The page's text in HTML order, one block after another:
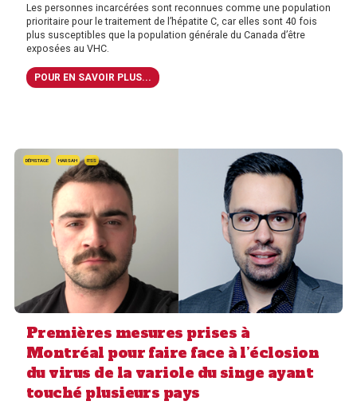
Les personnes incarcérées sont reconnues comme une population
prioritaire pour le traitement de l’hépatite C, car elles sont 40 fois
plus susceptibles que la population générale du Canada d’être
exposées au VHC.
POUR EN SAVOIR PLUS...
DÉPISTAGE HARSAH ITSS
Premières mesures prises à
Montréal pour faire face à l’éclosion
du virus de la variole du singe ayant
touché plusieurs pays